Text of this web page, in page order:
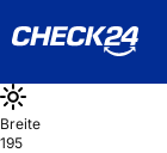
Breite
195